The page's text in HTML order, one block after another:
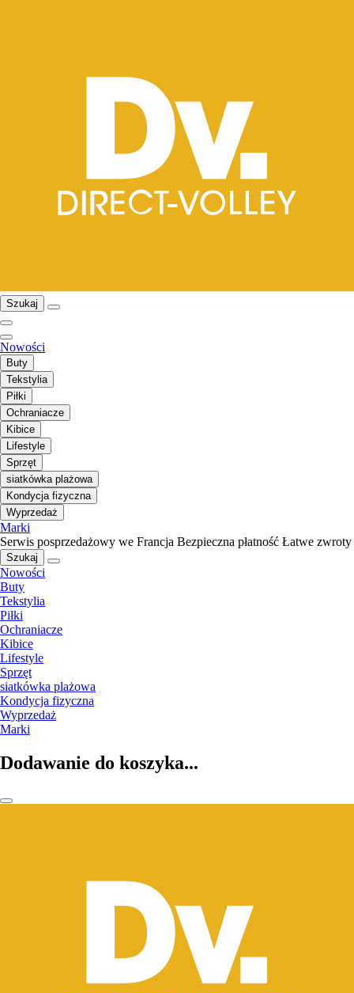
Szukaj
Nowości
Buty
Tekstylia
Piłki
Ochraniacze
Kibice
Lifestyle
Sprzęt
siatkówka plażowa
Kondycja fizyczna
Wyprzedaż
Marki
Serwis posprzedażowy we Francja Bezpieczna płatność Łatwe zwroty
Szukaj
Nowości
Buty
Tekstylia
Piłki
Ochraniacze
Kibice
Lifestyle
Sprzęt
siatkówka plażowa
Kondycja fizyczna
Wyprzedaż
Marki
Dodawanie do koszyka...